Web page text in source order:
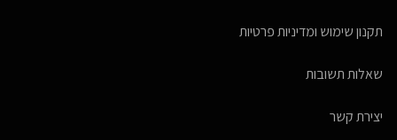
תקנון שימוש ומדיניות פרטיות
שאלות תשובות
יצירת קשר